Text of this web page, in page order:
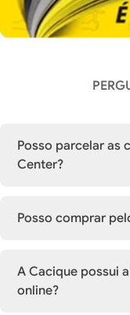
Posso parcelar as
Center?
Posso comprar
A Cacique possui
online?